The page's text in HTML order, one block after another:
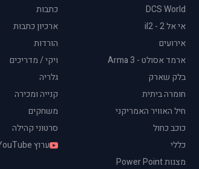
DCS World
אי אל 2 - il2
אירועים
ארמד אסולט - Arma 3
בלק שארק
חומרה ביתית
חיל האוויר האמריקני
כוכב כחול
כללי
מצגות Power Point
כתבות
ארכיון כתבות
הורדות
ויקי / מדריכים
גלריה
קנייה ומכירה
משחקים
סרטוני קהילה
ערוץ YouTube הרשמי